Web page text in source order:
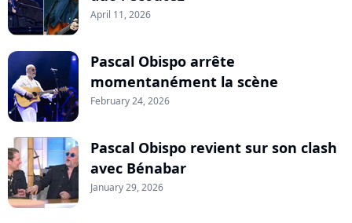
April 11, 2026
Pascal Obispo arrête
momentanément la scène
February 24, 2026
Pascal Obispo revient sur son clash
avec Bénabar
January 29, 2026